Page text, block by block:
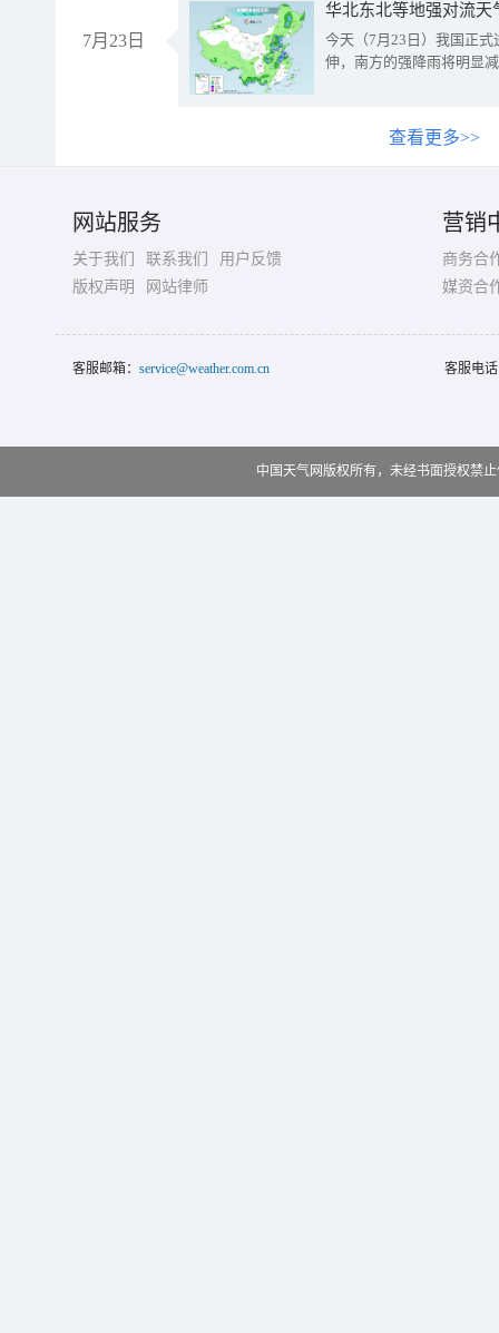
7月23日
华北东北等地强对流天
今天（7月23日）我国正
伸，南方的强降雨将明显
查看更多>>
网站服务
关于我们 联系我们
用户反馈
版权声明
网站律师
营销
商务合
媒资合
客服邮箱： service@weather.com.cn 客服电
中国天气网版权所有，未经书面授权